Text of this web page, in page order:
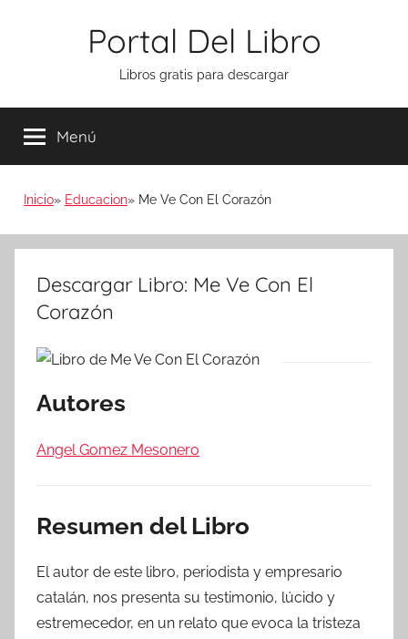
Portal Del Libro
Libros gratis para descargar
Menú
Inicio Educacion Me Ve Con El Corazón
Descargar Libro: Me Ve Con El
Corazón
Autores
Angel Gomez Mesonero
Resumen del Libro
El autor de este libro, periodista y empresario
catalán, nos presenta su testimonio, lúcido y
estremecedor, en un relato que evoca la tristeza